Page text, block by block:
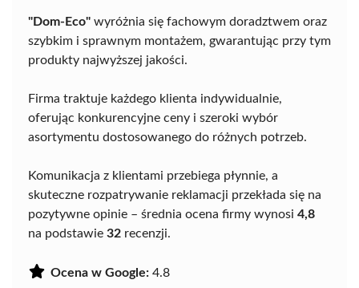
"Dom-Eco" wyróżnia się fachowym doradztwem oraz
szybkim i sprawnym montażem, gwarantując przy tym
produkty najwyższej jakości.
Firma traktuje każdego klienta indywidualnie,
oferując konkurencyjne ceny i szeroki wybór
asortymentu dostosowanego do różnych potrzeb.
Komunikacja z klientami przebiega płynnie, a
skuteczne rozpatrywanie reklamacji przekłada się na
pozytywne opinie – średnia ocena firmy wynosi 4,8
na podstawie 32 recenzji.
Ocena w Google: 4.8